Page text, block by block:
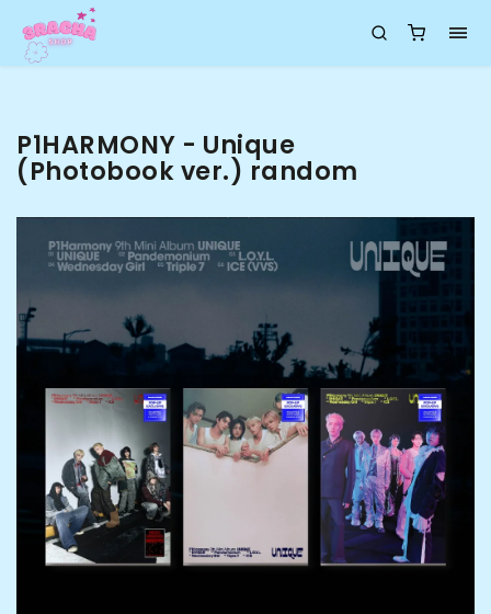
P1HARMONY - Unique
(Photobook ver.) random